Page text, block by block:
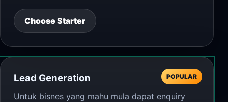
Choose Starter
POPULAR
Lead Generation
Untuk bisnes yang mahu mula dapat enquiry